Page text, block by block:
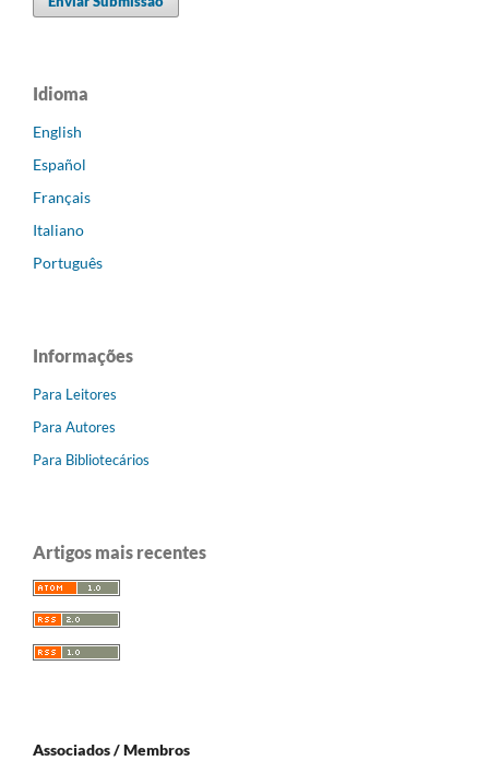
Idioma
English
Español
Français
Italiano
Português
Informações
Para Leitores
Para Autores
Para Bibliotecários
Artigos mais recentes
Associados / Membros